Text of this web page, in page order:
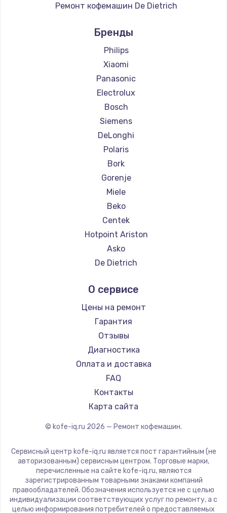
Ремонт кофемашин De Dietrich
Ремонт кофемашин Ascaso
Ремонт кофемашин Jura
Ремонт кофемашин Olympia
Ремонт кофемашин Saeco
Ремонт кофемашин La Cimbali
Ремонт кофемашин WMF
Ремонт кофемашин Yamaguchi
Ремонт кофемашин Nivona
Ремонт кофемашин Astoria
Ремонт кофемашин JVC
Ремонт кофемашин Ariston
Ремонт кофемашин Grundig
Ремонт кофемашин ROCKET MOZZAFIATO
Ремонт кофемашин Vivitek
Ремонт кофемашин Thomson
Ремонт кофемашин Hisense
Ремонт кофемашин DELTA
Ремонт кофемашин Kyvol
Ремонт кофемашин RED solution
Ремонт кофемашин Bravilor Bonamat
Ремонт кофемашин Vard
Ремонт кофемашин Tuvio
Ремонт кофемашин Carrera
Ремонт кофемашин Supra
Бренды
Philips
Xiaomi
Panasonic
Electrolux
Bosch
Siemens
DeLonghi
Polaris
Bork
Gorenje
Miele
Beko
Centek
Hotpoint Ariston
Asko
De Dietrich
Ascaso
Jura
Olympia
Saeco
La Cimbali
WMF
Yamaguchi
Nivona
Astoria
ROCKET MOZZAFIATO
Vivitek
Thomson
Hisense
О сервисе
Цены на ремонт
Гарантия
Отзывы
Диагностика
Оплата и доставка
FAQ
Контакты
Карта сайта
© kofe-iq.ru 2026 — Ремонт кофемашин.
Сервисный центр kofe-iq.ru является пост гарантийным (не
авторизованным) сервисным центром. Торговые марки,
перечисленные на сайте kofe-iq.ru, являются
зарегистрированным товарными знаками компаний
правообладателей. Обозначения используется не с целью
индивидуализации соответствующих услуг по ремонту, а с
целью информирования потребителей о предоставляемых